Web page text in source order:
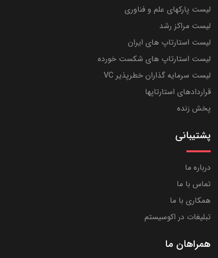
لیست پارکهای علم و فناوری
لیست مراکز رشد
لیست استارتاپ های ایران
لیست استارتاپ های شکست خورده
لیست سرمایه گذاران خطرپذیر VC
قراردادهای استارتاپها
پخش زنده
پشتیبانی
درباره ما
تماس با ما
همکاری با ما
تبلیغات در اکوسیستم
همراهان ما